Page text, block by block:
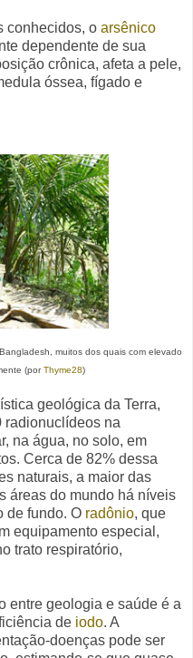
conhecidos, o arsênico
dependente de sua
crônica, afeta a pele,
óssea, fígado e
muitos dos quais com elevado
(porThyme28)
geológica da Terra,
radionuclídeos na
na água, no solo, em
Cerca de 82% dessa
naturais, a maior das
áreas do mundo há níveis
de fundo. O radônio, que
equipamento especial,
trato respiratório,
entre geologia e saúde é a
de iodo. A
doenças pode ser